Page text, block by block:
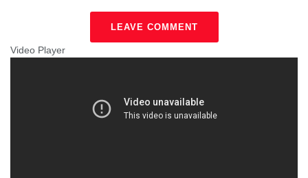
LEAVE COMMENT
Video Player